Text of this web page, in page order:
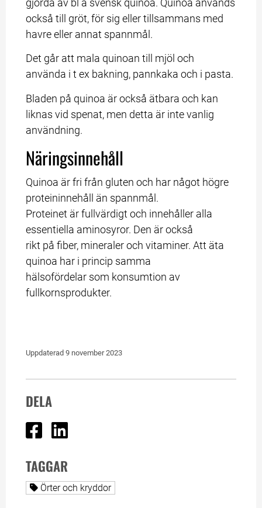
gjorda av bl a svensk quinoa. Quinoa används
också till gröt, för sig eller tillsammans med
havre eller annat spannmål.
Det går att mala quinoan till mjöl och
använda i t ex bakning, pannkaka och i pasta.
Bladen på quinoa är också ätbara och kan
liknas vid spenat, men detta är inte vanlig
användning.
Näringsinnehåll
Quinoa är fri från gluten och har något högre
proteininnehåll än spannmål.
Proteinet är fullvärdigt och innehåller alla
essentiella aminosyror. Den är också
rikt på fiber, mineraler och vitaminer. Att äta
quinoa har i princip samma
hälsofördelar som konsumtion av
fullkornsprodukter.
Uppdaterad 9 november 2023
DELA
Dela på Facebook
TAGGAR
Alla sidor taggade med
Örter och kryddor